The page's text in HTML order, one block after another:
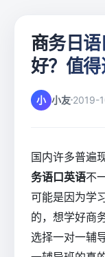
商务日
好？值得
小 小友 2019-
国内许多普遍
务语口英语不
可能是因为学
的，想学好商
选择一对一辅